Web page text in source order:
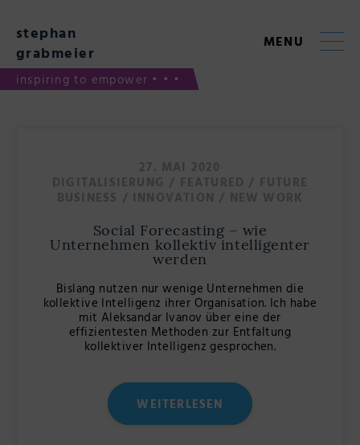
content
stephan
grabmeier
inspiring to empower • • •
MENU
27. MAI 2020
DIGITALISIERUNG / FEATURED / FUTURE
BUSINESS / INNOVATION / NEW WORK
Social Forecasting – wie
Unternehmen kollektiv intelligenter
werden
Bislang nutzen nur wenige Unternehmen die
kollektive Intelligenz ihrer Organisation. Ich habe
mit Aleksandar Ivanov über eine der
effizientesten Methoden zur Entfaltung
kollektiver Intelligenz gesprochen.
WEITERLESEN